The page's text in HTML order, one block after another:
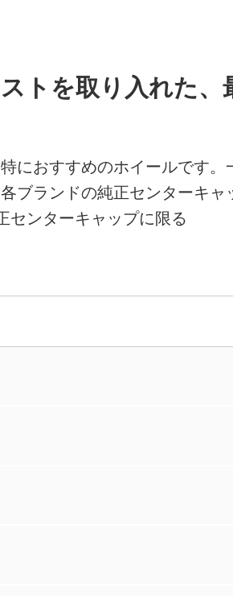
トを取り入れた、
におすすめのホイールです。
ブランドの純正センターキ
センターキャップに限る